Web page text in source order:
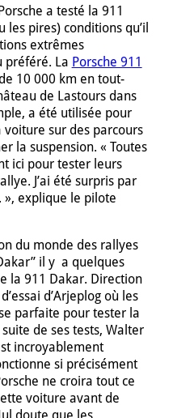
a testé la 911
les pires) conditions qu’il
extrêmes
préféré. La Porsche 911
10 000 km en tout-
de Lastours dans
a été utilisée pour
sur des parcours
la suspension. « Toutes
ici pour tester leurs
J’ai été surpris par
explique le pilote
du monde des rallyes
il y a quelques
la 911 Dakar. Direction
d’Arjeplog où les
parfaite pour tester la
de ses tests, Walter
incroyablement
si précisément
ne croira tout ce
voiture avant de
doute que les